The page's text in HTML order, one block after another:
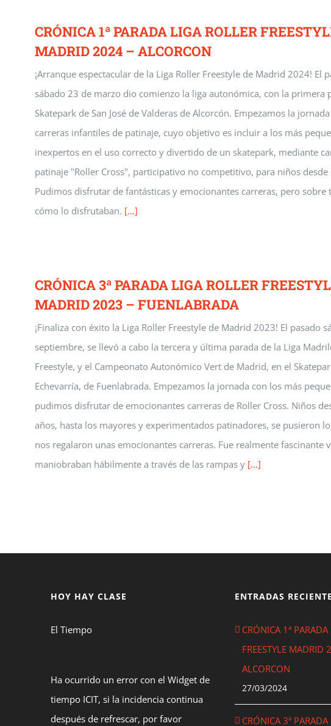
CRÓNICA 1ª PARADA LIGA ROLLER
MADRID 2024 – ALCORCON
¡Arranque espectacular de la Liga Roller Freestyle de Madrid 2024! El
sábado 23 de marzo dio comienzo la liga autonómica, con la primera
Skatepark de San José de Valderas de Alcorcón. Empezamos la
carreras infantiles de patinaje, cuyo objetivo es incluir a los más
inexpertos en el uso correcto y divertido de un skatepark, mediante
patinaje "Roller Cross", participativo no competitivo, para niños desde
Pudimos disfrutar de fantásticas y emocionantes carreras, pero sobre
cómo lo disfrutaban. [...]
CRÓNICA 3ª PARADA LIGA ROLLER
MADRID 2023 – FUENLABRADA
¡Finaliza con éxito la Liga Roller Freestyle de Madrid 2023! El pasado
septiembre, se llevó a cabo la tercera y última parada de la Liga
Freestyle, y el Campeonato Autonómico Vert de Madrid, en el
Echevarría, de Fuenlabrada. Empezamos la jornada con los más
pudimos disfrutar de emocionantes carreras de Roller Cross. Niños
años, hasta los mayores y experimentados patinadores, se pusieron
nos regalaron unas emocionantes carreras. Fue realmente fascinante
maniobraban hábilmente a través de las rampas y [...]
HOY HAY CLASE
El Tiempo
Ha ocurrido un error con el Widget de
tiempo ICIT, si la incidencia continua
después de refrescar, por favor
ENTRADAS
CRÓNICA 1ª
FREESTYLE MADRID
ALCORCON
27/03/2024
CRÓNICA 3ª